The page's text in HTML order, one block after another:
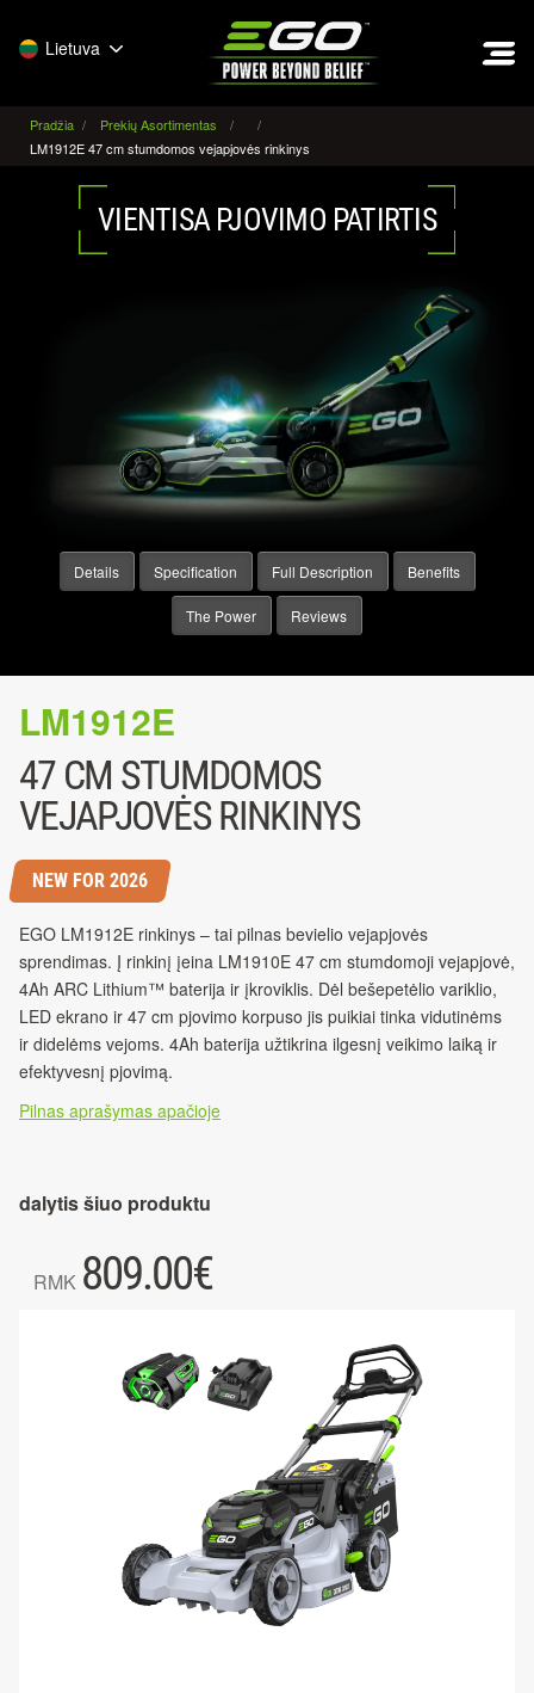
Lietuva
Pradžia
Prekių Asortimentas
LM1912E 47 cm stumdomos vejapjovės rinkinys
VIENTISA PJOVIMO PATIRTIS
Details Specification Full Description Benefits
The Power Reviews
LM1912E
47 CM STUMDOMOS
VEJAPJOVĖS RINKINYS
NEW FOR 2026
EGO LM1912E rinkinys – tai pilnas bevielio vejapjovės
sprendimas. Į rinkinį įeina LM1910E 47 cm stumdomoji vejapjovė,
4Ah ARC Lithium™ baterija ir įkroviklis. Dėl bešepetėlio variklio,
LED ekrano ir 47 cm pjovimo korpuso jis puikiai tinka vidutinėms
ir didelėms vejoms. 4Ah baterija užtikrina ilgesnį veikimo laiką ir
efektyvesnį pjovimą.
Pilnas aprašymas apačioje
dalytis šiuo produktu
RMK 809.00€